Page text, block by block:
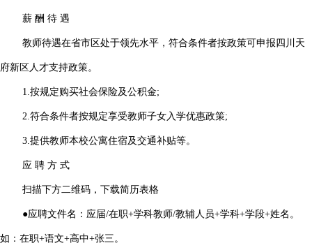
薪 酬 待 遇
教师待遇在省市区处于领先水平，符合条件者按政策可申报四川天
府新区人才支持政策。
1.按规定购买社会保险及公积金;
2.符合条件者按规定享受教师子女入学优惠政策;
3.提供教师本校公寓住宿及交通补贴等。
应 聘 方 式
扫描下方二维码，下载简历表格
●应聘文件名：应届/在职+学科教师/教辅人员+学科+学段+姓名。
如：在职+语文+高中+张三。